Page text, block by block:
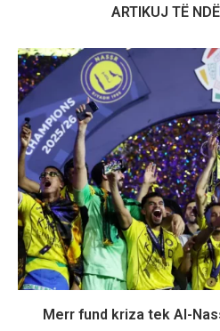
ARTIKUJ TË
Merr fund kriza tek Al-